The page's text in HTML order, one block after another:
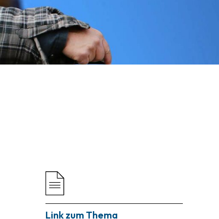
Link zum Thema